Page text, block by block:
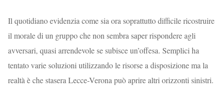
Il quotidiano evidenzia come sia ora soprattutto difficile ricostruire
il morale di un gruppo che non sembra saper rispondere agli
avversari, quasi arrendevole se subisce un’offesa. Semplici ha
tentato varie soluzioni utilizzando le risorse a disposizione ma la
realtà è che stasera Lecce-Verona può aprire altri orizzonti sinistri.